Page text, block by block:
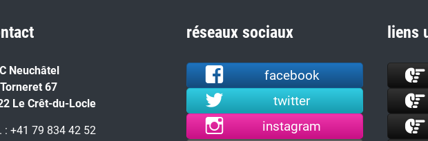
Neuchâtel
67
Le Crêt-du-Locle
: +41 79 834 42 52
réseaux sociaux
facebook
twitter
instagram
liens